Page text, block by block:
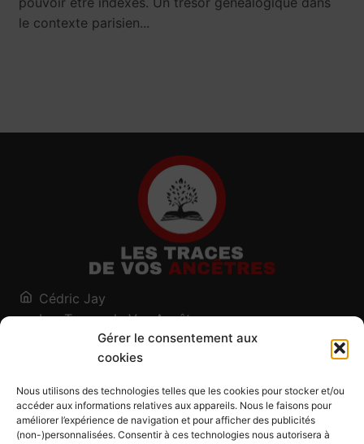
Gérer le consentement aux
cookies
Nous utilisons des technologies telles que les cookies pour stocker et/ou
accéder aux informations relatives aux appareils. Nous le faisons pour
améliorer l’expérience de navigation et pour afficher des publicités
(non-)personnalisées. Consentir à ces technologies nous autorisera à
le contexte parisien...
Cédric Jay
Les Traces de Vos Ancêtres
120, chemin des Salines
73200 Albertville - Savoie
Blog
Outils généalogiques